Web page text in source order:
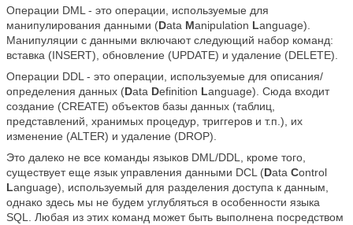
Операции DML - это операции, используемые для
манипулирования данными (Data Manipulation Language).
Манипуляции с данными включают следующий набор команд:
вставка (INSERT), обновление (UPDATE) и удаление (DELETE).
Операции DDL - это операции, используемые для описания/
определения данных (Data Definition Language). Сюда входит
создание (CREATE) объектов базы данных (таблиц,
представлений, хранимых процедур, триггеров и т.п.), их
изменение (ALTER) и удаление (DROP).
Это далеко не все команды языков DML/DDL, кроме того,
существует еще язык управления данными DCL (Data Control
Language), используемый для разделения доступа к данным,
однако здесь мы не будем углубляться в особенности языка
SQL. Любая из этих команд может быть выполнена посредством